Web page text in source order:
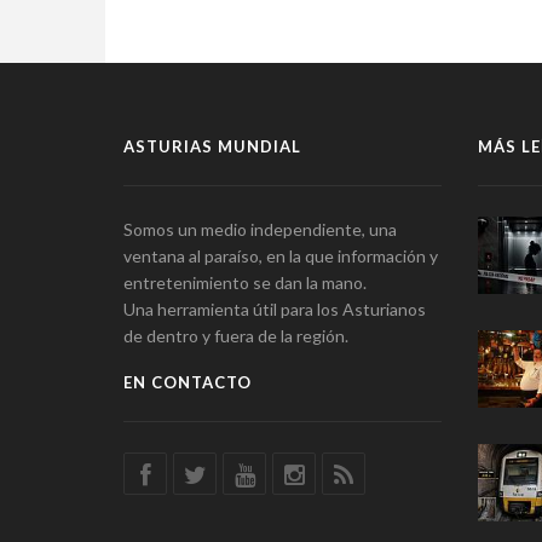
ASTURIAS MUNDIAL
Somos un medio independiente, una
ventana al paraíso, en la que información y
entretenimiento se dan la mano.
Una herramienta útil para los Asturianos
de dentro y fuera de la región.
EN CONTACTO
MÁS